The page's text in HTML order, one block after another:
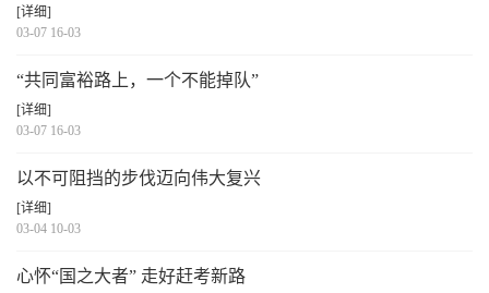
[详细]
03-07 16-03
“共同富裕路上，一个不能掉队”
[详细]
03-07 16-03
以不可阻挡的步伐迈向伟大复兴
[详细]
03-04 10-03
心怀“国之大者” 走好赶考新路